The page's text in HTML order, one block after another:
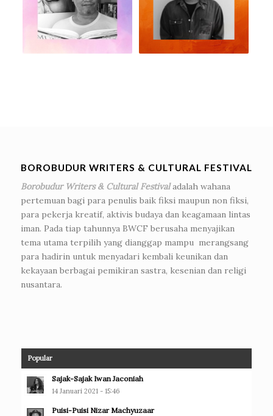
BOROBUDUR WRITERS & CULTURAL FESTIVAL
Borobudur Writers & Cultural Festivaladalah wahana
pertemuan bagi para penulis baik fiksi maupun non fiksi,
para pekerja kreatif, aktivis budaya dan keagamaan lintas
iman. Pada tiap tahunnya BWCF berusaha menyajikan
tema utama terpilih yang dianggap mampu merangsang
para hadirin untuk menyadari kembali keunikan dan
kekayaan berbagai pemikiran sastra, kesenian dan religi
nusantara.
Popular
Sajak-Sajak Iwan Jaconiah
14 Januari 2021 - 15:46
Puisi-Puisi Nizar Machyuzaar